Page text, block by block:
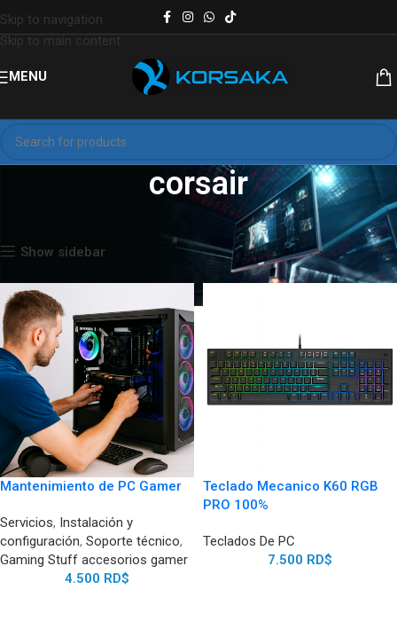
Skip to navigation
Skip to main content
MENU
corsair
Productos etiquetados “corsair” Mostrando los 2 resultados
Show sidebar
Mantenimiento de PC Gamer
Servicios, Instalación y
configuración, Soporte técnico,
Gaming Stuff accesorios gamer
4.500 RD$
Teclado Mecanico K60 RGB
PRO 100%
Teclados De PC
7.500 RD$